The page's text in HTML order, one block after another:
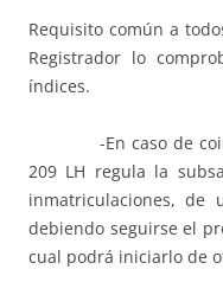
Requisito común a
Registrador lo
índices.
-En caso de
209 LH regula la
inmatriculaciones,
debiendo seguirse el
cual podrá iniciarlo de